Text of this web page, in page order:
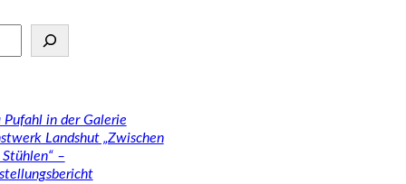
Pufahl in der Galerie
Landshut „Zwischen
–